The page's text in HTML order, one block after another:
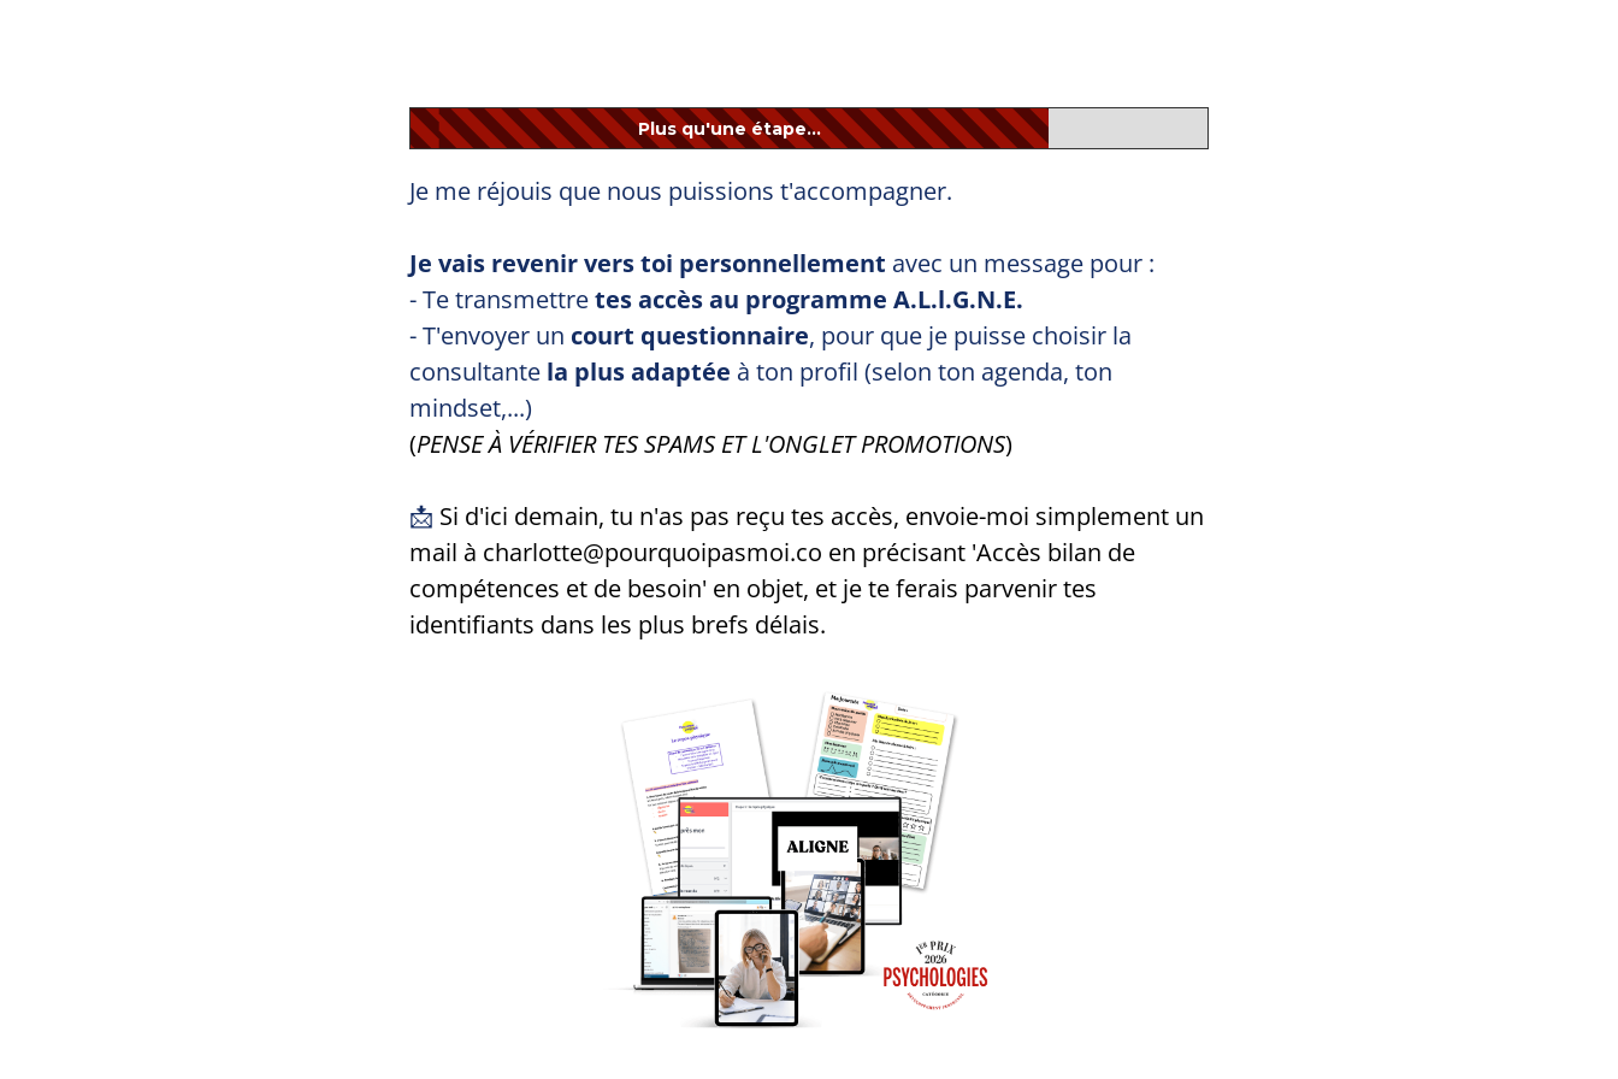
Plus qu'une étape...
Je me réjouis que nous puissions t'accompagner.
Je vais revenir vers toi personnellement avec un message pour :
- Te transmettretes accès au programme A.L.l.G.N.E.
- T'envoyer un court questionnaire, pour que je puisse choisir la
consultante la plus adaptée à ton profil (selon ton agenda, ton
mindset,...)
(PENSE À VÉRIFIER TES SPAMS ET L'ONGLET PROMOTIONS)
📩 Si d'ici demain, tu n'as pas reçu tes accès, envoie-moi simplement un
mail à charlotte@pourquoipasmoi.co en précisant 'Accès bilan de
compétences et de besoin' en objet, et je te ferais parvenir tes
identifiants dans les plus brefs délais.